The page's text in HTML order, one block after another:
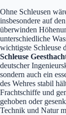
Ohne Schleusen
insbesondere auf
überwinden
unterschiedliche
wichtigste Schleuse
Schleuse
deutscher
sondern auch ein
des Wehres stabil
Frachtschiffe und
gehoben oder
Technik und Natur